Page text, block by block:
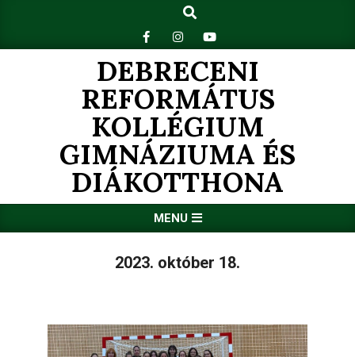
content
Search
DEBRECENI
REFORMÁTUS
KOLLÉGIUM
GIMNÁZIUMA ÉS
DIÁKOTTHONA
Navigation
MENU
2023. október 18.